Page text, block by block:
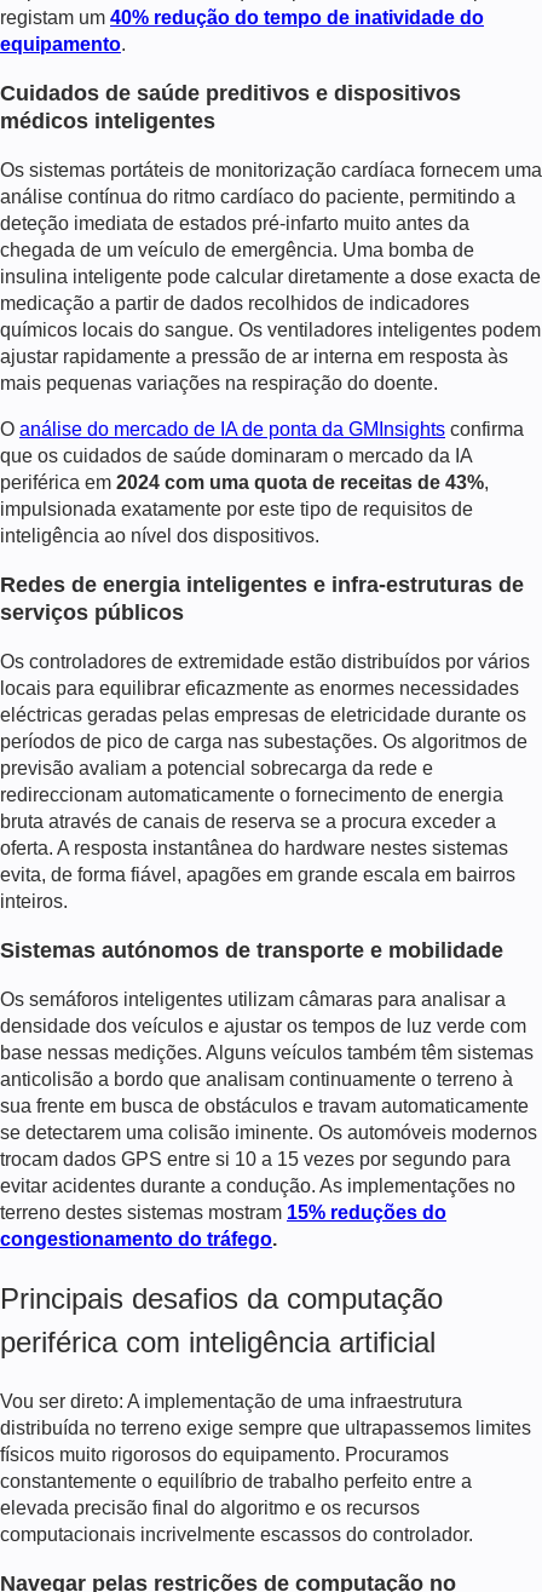
registam um 40% redução do tempo de inatividade do
equipamento.
Cuidados de saúde preditivos e dispositivos
médicos inteligentes
Os sistemas portáteis de monitorização cardíaca fornecem uma
análise contínua do ritmo cardíaco do paciente, permitindo a
deteção imediata de estados pré-infarto muito antes da
chegada de um veículo de emergência. Uma bomba de
insulina inteligente pode calcular diretamente a dose exacta de
medicação a partir de dados recolhidos de indicadores
químicos locais do sangue. Os ventiladores inteligentes podem
ajustar rapidamente a pressão de ar interna em resposta às
mais pequenas variações na respiração do doente.
O análise do mercado de IA de ponta da GMInsights confirma
que os cuidados de saúde dominaram o mercado da IA
periférica em 2024 com uma quota de receitas de 43%,
impulsionada exatamente por este tipo de requisitos de
inteligência ao nível dos dispositivos.
Redes de energia inteligentes e infra-estruturas de
serviços públicos
Os controladores de extremidade estão distribuídos por vários
locais para equilibrar eficazmente as enormes necessidades
eléctricas geradas pelas empresas de eletricidade durante os
períodos de pico de carga nas subestações. Os algoritmos de
previsão avaliam a potencial sobrecarga da rede e
redireccionam automaticamente o fornecimento de energia
bruta através de canais de reserva se a procura exceder a
oferta. A resposta instantânea do hardware nestes sistemas
evita, de forma fiável, apagões em grande escala em bairros
inteiros.
Sistemas autónomos de transporte e mobilidade
Os semáforos inteligentes utilizam câmaras para analisar a
densidade dos veículos e ajustar os tempos de luz verde com
base nessas medições. Alguns veículos também têm sistemas
anticolisão a bordo que analisam continuamente o terreno à
sua frente em busca de obstáculos e travam automaticamente
se detectarem uma colisão iminente. Os automóveis modernos
trocam dados GPS entre si 10 a 15 vezes por segundo para
evitar acidentes durante a condução. As implementações no
terreno destes sistemas mostram 15% reduções do
congestionamento do tráfego.
Principais desafios da computação
periférica com inteligência artificial
Vou ser direto: A implementação de uma infraestrutura
distribuída no terreno exige sempre que ultrapassemos limites
físicos muito rigorosos do equipamento. Procuramos
constantemente o equilíbrio de trabalho perfeito entre a
elevada precisão final do algoritmo e os recursos
computacionais incrivelmente escassos do controlador.
Navegar pelas restrições de computação no